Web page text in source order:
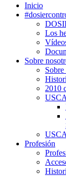
Inicio
Los
Sobre
Sobre
2010
Profesión